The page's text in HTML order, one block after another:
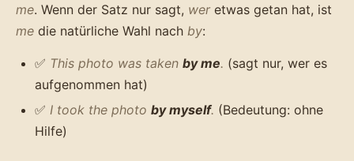
me. Wenn der Satz nur sagt, weretwas getan hat, ist
me die natürliche Wahl nach by:
✅ This photo was taken by me. (sagt nur, wer es
aufgenommen hat)
✅ I took the photo by myself. (Bedeutung: ohne
Hilfe)